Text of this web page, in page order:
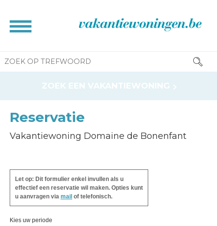
CONTACT
ZOEK EEN VAKANTIEWONING
Reservatie
Vakantiewoning Domaine de Bonenfant
Let op: Dit formulier enkel invullen als u
effectief een reservatie wil maken. Opties kunt
u aanvragen via mail of telefonisch.
Kies uw periode